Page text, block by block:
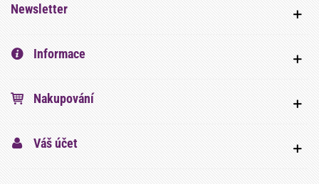
Newsletter
Informace
Nakupování
Váš účet